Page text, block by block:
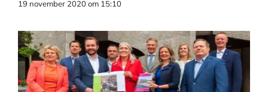
Datum
19 november 2020 om 15:10